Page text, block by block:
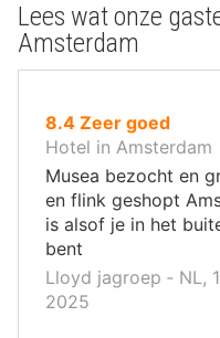
Lees wat onze
Amsterdam
8.4uit
10
,
Zeer goed
Hotel in Amsterdam
Musea bezocht en
en flink geshopt
is alsof je in het
bent
Lloyd jagroep ‐ NL,
2025